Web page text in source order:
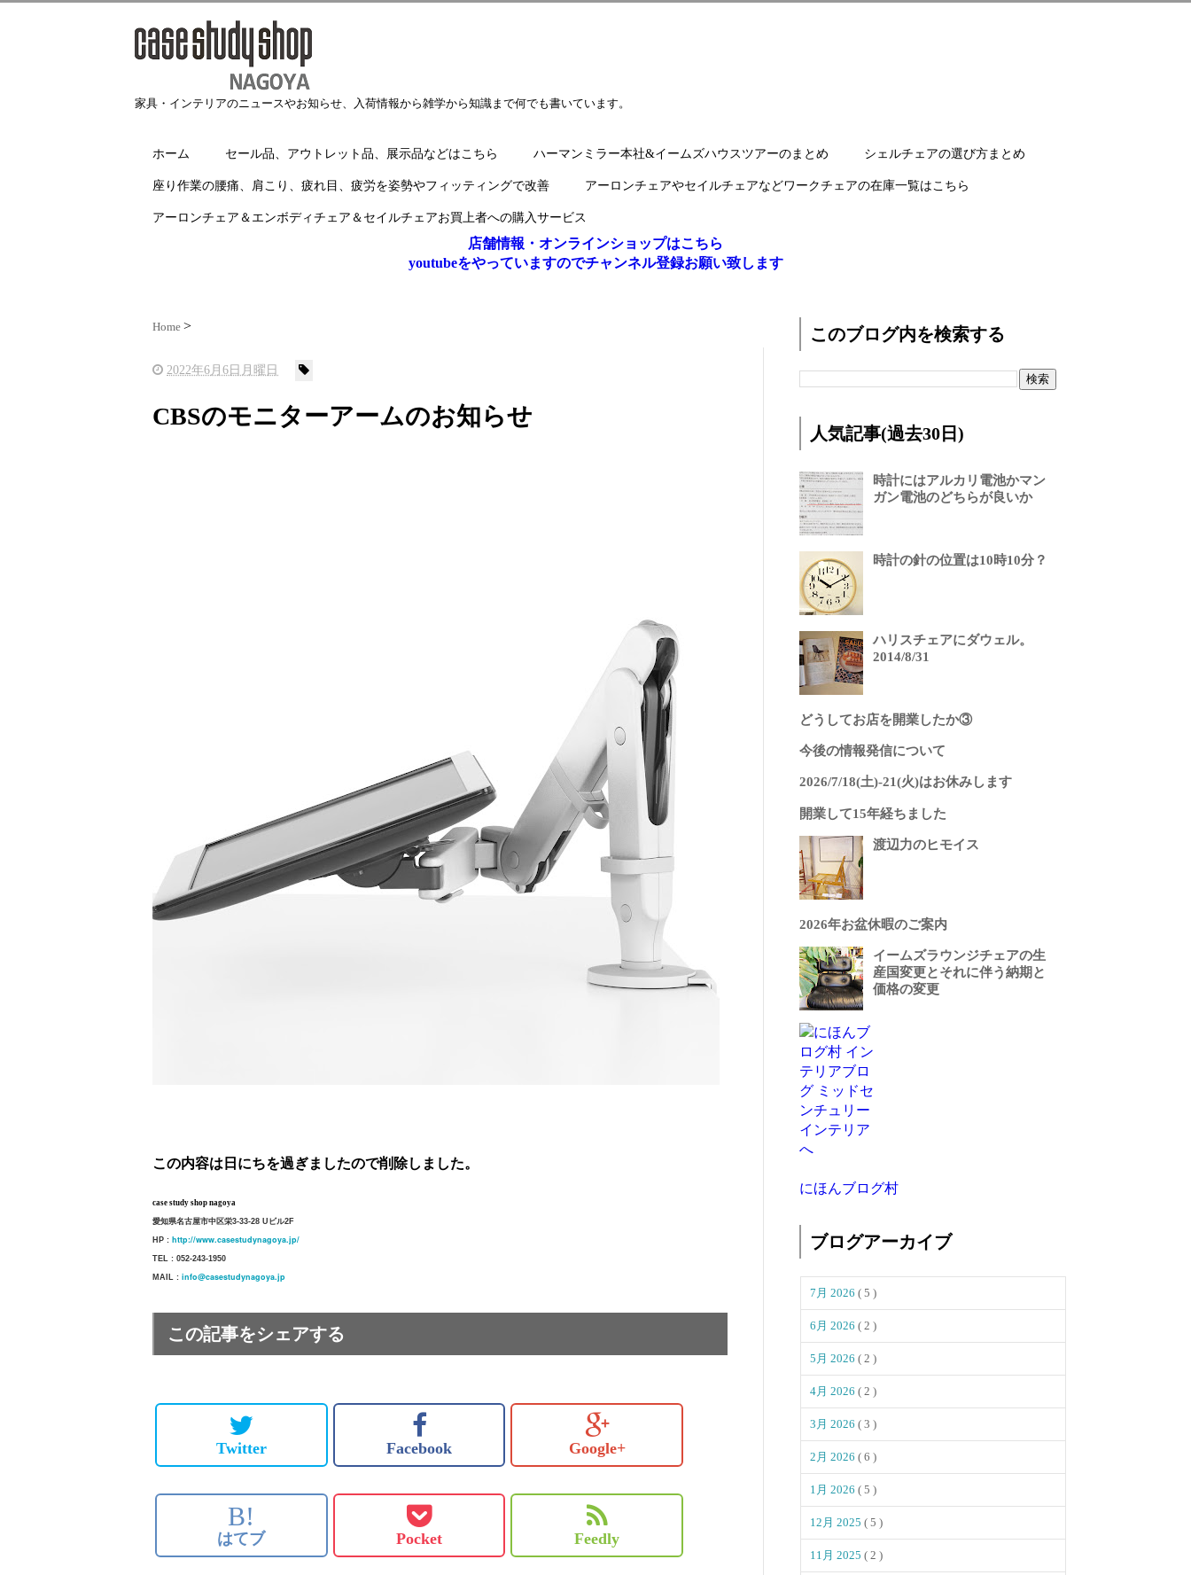
家具・インテリアのニュースやお知らせ、入荷情報から雑学から知識まで何でも書いています。
ホーム セール品、アウトレット品、展示品などはこちら ハーマンミラー本社&イームズハウスツアーのまとめ シェルチェアの選び方まとめ
座り作業の腰痛、肩こり、疲れ目、疲労を姿勢やフィッティングで改善 アーロンチェアやセイルチェアなどワークチェアの在庫一覧はこちら
アーロンチェア＆エンボディチェア＆セイルチェアお買上者への購入サービス
店舗情報・オンラインショップはこちら
youtubeをやっていますのでチャンネル登録お願い致します
Home
2022年6月6日月曜日
CBSのモニターアームのお知らせ
この内容は日にちを過ぎましたので削除しました。
case study shop nagoya
愛知県名古屋市中区栄3-33-28 Uビル2F
HP : http://www.casestudynagoya.jp/
TEL : 052-243-1950
MAIL : info@casestudynagoya.jp
この記事をシェアする
Twitter Facebook Google+
B!
はてブ Pocket Feedly
このブログ内を検索する
人気記事(過去30日)
時計にはアルカリ電池かマン
ガン電池のどちらが良いか
時計の針の位置は10時10分？
ハリスチェアにダウェル。
2014/8/31
どうしてお店を開業したか③
今後の情報発信について
2026/7/18(土)-21(火)はお休みします
開業して15年経ちました
渡辺力のヒモイス
2026年お盆休暇のご案内
イームズラウンジチェアの生
産国変更とそれに伴う納期と
価格の変更
にほんブログ村
ブログアーカイブ
7月 2026 ( 5 )
6月 2026 ( 2 )
5月 2026 ( 2 )
4月 2026 ( 2 )
3月 2026 ( 3 )
2月 2026 ( 6 )
1月 2026 ( 5 )
12月 2025 ( 5 )
11月 2025 ( 2 )